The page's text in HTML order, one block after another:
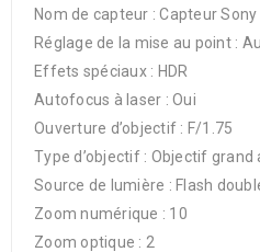
Nom de capteur : Capteur
Réglage de la mise au point :
Effets spéciaux : HDR
Autofocus à laser : Oui
Ouverture d’objectif : F/1.75
Type d’objectif : Objectif grand
Source de lumière : Flash
Zoom numérique : 10
Zoom optique : 2